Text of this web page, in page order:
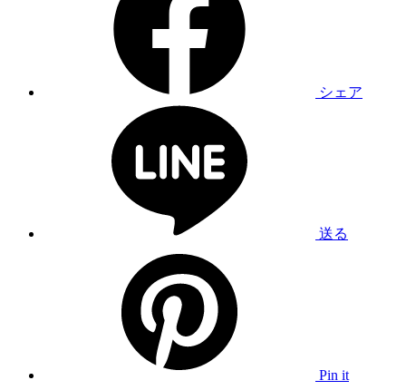
シェア
送る
Pin it